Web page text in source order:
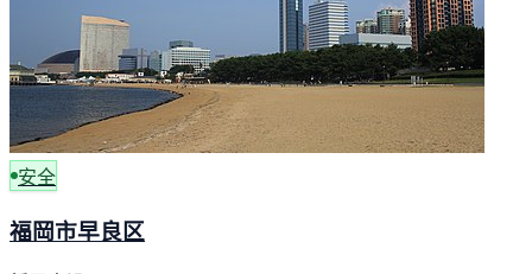
安全
福岡市早良区